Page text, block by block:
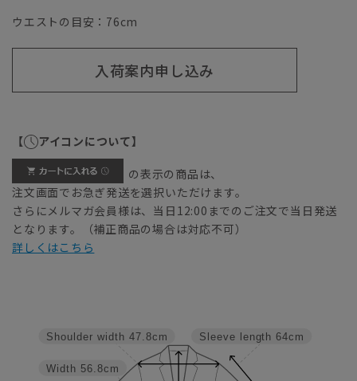
ウエストの目安： 76cm
入荷案内申し込み
【 アイコンについて】
の表示の商品は、
注文画面でお急ぎ発送を選択いただけます。
さらにメルマガ会員様は、当日12:00までのご注文で当日発送
となります。（補正商品の場合は対応不可）
詳しくはこちら
Sleeve length 64cm
Width 56.8cm
Shoulder width 47.8cm